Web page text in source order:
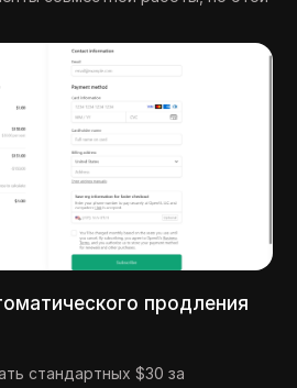
продления
стандартных $30 за